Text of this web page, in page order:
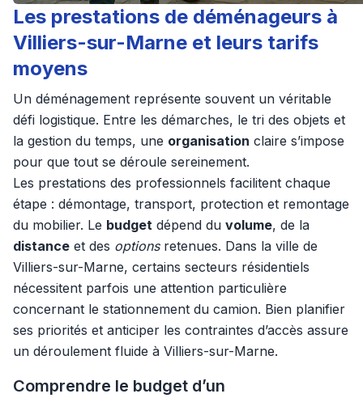
Les prestations de déménageurs à
Villiers-sur-Marne et leurs tarifs
moyens
Un déménagement représente souvent un véritable
défi logistique. Entre les démarches, le tri des objets et
la gestion du temps, une organisation claire s’impose
pour que tout se déroule sereinement.
Les prestations des professionnels facilitent chaque
étape : démontage, transport, protection et remontage
du mobilier. Le budget dépend du volume, de la
distance et des optionsretenues. Dans la ville de
Villiers-sur-Marne, certains secteurs résidentiels
nécessitent parfois une attention particulière
concernant le stationnement du camion. Bien planifier
ses priorités et anticiper les contraintes d’accès assure
un déroulement fluide à Villiers-sur-Marne.
Comprendre le budget d’un